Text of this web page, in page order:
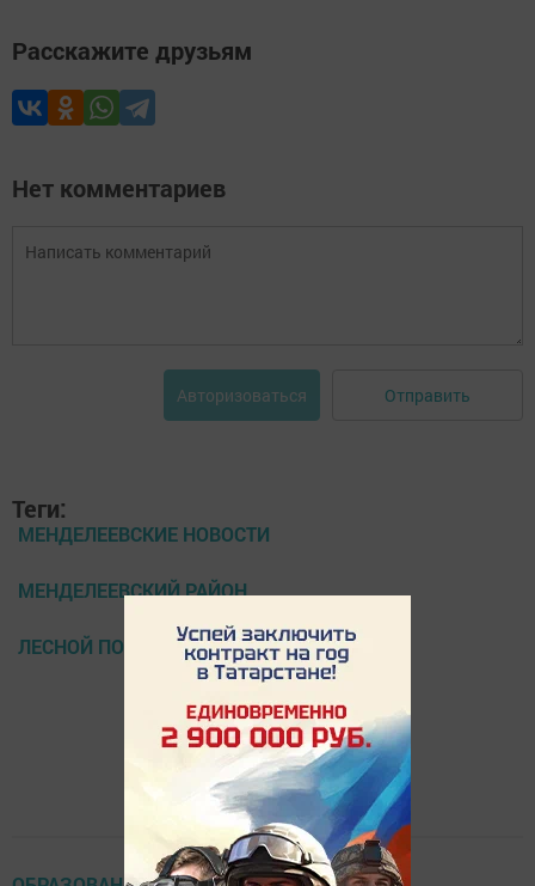
Расскажите друзьям
Нет комментариев
Авторизоваться Отправить
Теги:
МЕНДЕЛЕЕВСКИЕ НОВОСТИ
МЕНДЕЛЕЕВСКИЙ РАЙОН
ЛЕСНОЙ ПОЖАР